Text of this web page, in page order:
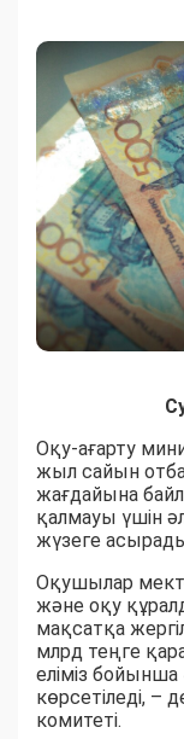
Оқу-ағарту
жыл сайын
жағдайына
қалмауы үшін
жүзеге
Оқушылар
және оқу
мақсатқа
млрд теңге
еліміз
көрсетіледі, –
комитеті.